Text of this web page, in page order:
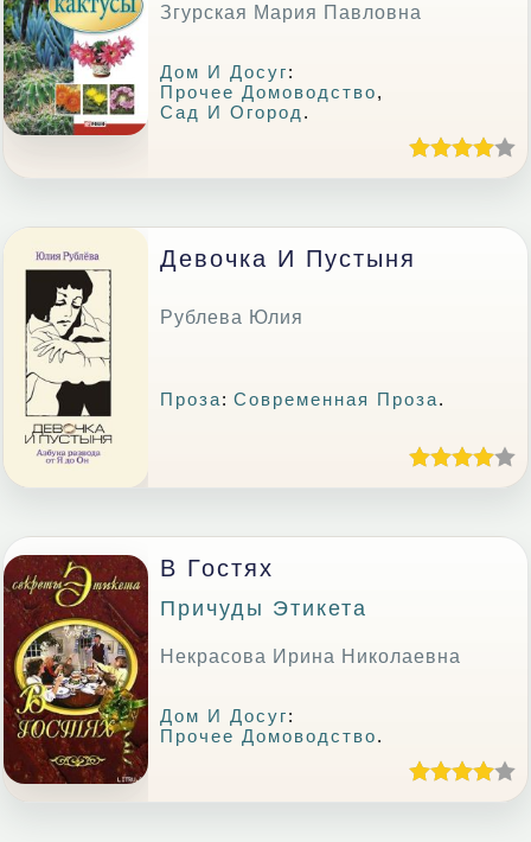
Згурская Мария Павловна
Дом И Досуг:
Прочее Домоводство,
Сад И Огород .
Девочка И Пустыня
Рублева Юлия
Проза:Современная Проза.
В Гостях
Причуды Этикета
Некрасова Ирина Николаевна
Дом И Досуг:
Прочее Домоводство.